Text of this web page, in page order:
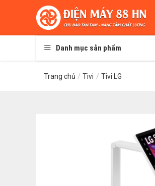
Danh mục sản phẩm
Trang chủ / Tivi / Tivi LG